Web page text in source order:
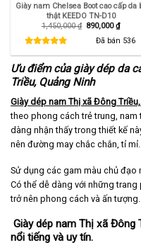
Giày nam Chelsea Boot cao cấp da
thật KEEDO TN-D10
1,450,000₫ Giá
1,450,000 ₫.
890,000₫Giá
hiện
tại
là:
Đã bán 536
Ưu điểm của giày dép da
Triều, Quảng Ninh
Giày dép nam Thị xã Đông
theo phong cách trẻ trung, nam
dàng nhận thấy trong thiết kế
nên đường may chắc chắn, tỉ mỉ.
Sử dụng các gam màu chủ đạo
Có thể dễ dàng với những
trở nên phong cách và ấn tượng.
Giày dép nam Thị xã Đông
nổi tiếng và uy tín.